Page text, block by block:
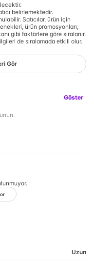
belirlemektedir.
Satıcılar, ürün için
ürün promosyonları,
gibi faktörlere göre sıralanır.
de sıralamada etkili olur.
Gör
Göster
Uzun